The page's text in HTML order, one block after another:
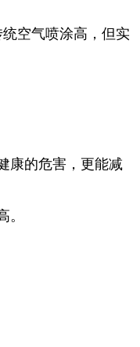
空气喷涂高，但实
康的危害，更能减